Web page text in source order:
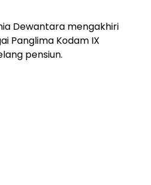
Dewantara mengakhiri
Panglima Kodam IX
pensiun.